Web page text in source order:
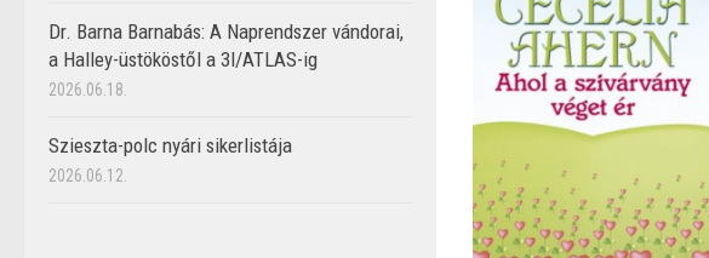
Dr. Barna Barnabás: A Naprendszer vándorai,
a Halley-üstököstől a 3I/ATLAS-ig
2026.06.18.
Szieszta-polc nyári sikerlistája
2026.06.12.